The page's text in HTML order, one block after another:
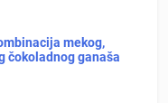
mekog,
čokoladnog ganaša